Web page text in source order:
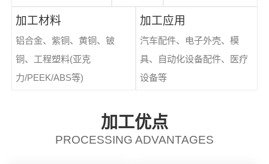
加工材料
铝合金、紫铜、黄铜、铍
铜、工程塑料(亚克
力/PEEK/ABS等)
加工应用
汽车配件、电子外壳、模
具、自动化设备配件、医疗
设备等
加工优点
PROCESSING ADVANTAGES